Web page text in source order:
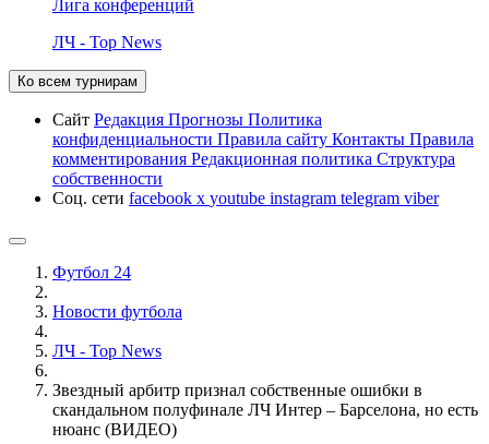
Лига конференций
ЛЧ - Top News
Ко всем турнирам
Сайт Редакция Прогнозы Политика
конфиденциальности Правила сайту Контакты Правила
комментирования Редакционная политика Структура
собственности
Соц. сети facebook x youtube instagram telegram viber
Футбол 24
Новости футбола
ЛЧ - Top News
Звездный арбитр признал собственные ошибки в
скандальном полуфинале ЛЧ Интер – Барселона, но есть
нюанс (ВИДЕО)